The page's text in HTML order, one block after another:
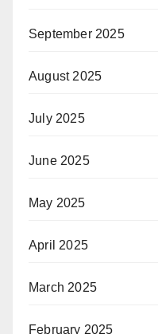
September 2025
August 2025
July 2025
June 2025
May 2025
April 2025
March 2025
February 2025